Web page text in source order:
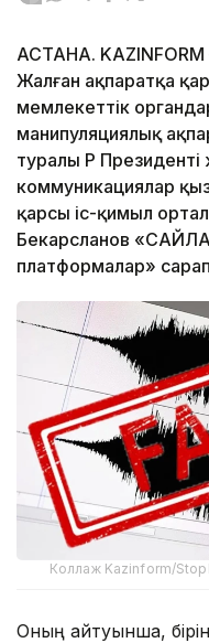
АСТАНА.
Жалған ақпаратқа
мемлекеттік
манипуляциялық
туралы ҚР
коммуникациялар
қарсы іс-қимыл
Бекарсланов
платформалар»
Коллаж Kazinform/
Оның айтуынша,